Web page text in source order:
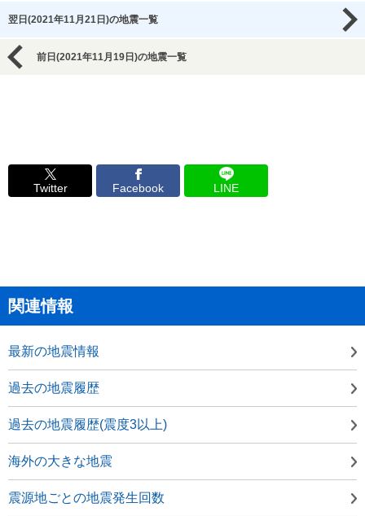
翌日(2021年11月21日)の地震一覧
前日(2021年11月19日)の地震一覧
Twitter Facebook LINE
関連情報
最新の地震情報
過去の地震履歴
過去の地震履歴(震度3以上)
海外の大きな地震
震源地ごとの地震発生回数